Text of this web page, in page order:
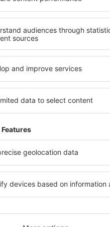
căsuței de mai sus, furnizarea
vă dați acordul ca datele
aplicația
ţi
bine evaluată aplicație din
zilnice la îndemână
rezervările tale într-un singur loc